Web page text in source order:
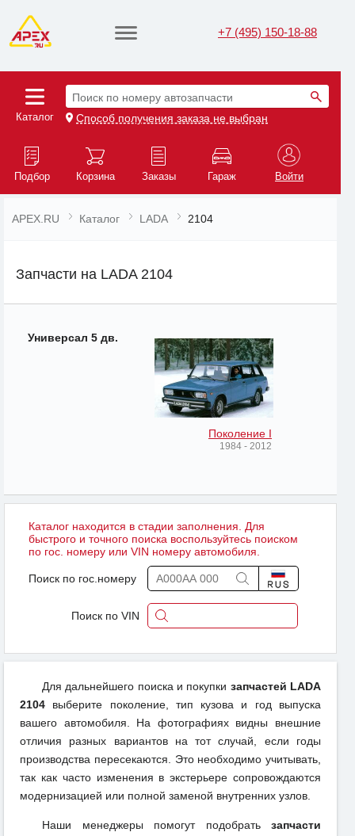
+7 (495) 150-18-88
Каталог
Поиск по номеру автозапчасти
Способ получения заказа не выбран
Подбор Корзина Заказы Гараж Войти
APEX.RU Каталог LADA 2104
Запчасти на LADA 2104
Универсал 5 дв.
Поколение I
1984 - 2012
Каталог находится в стадии заполнения. Для
быстрого и точного поиска воспользуйтесь поиском
по гос. номеру или VIN номеру автомобиля.
Поиск по гос.номеру
Поиск по VIN
Для дальнейшего поиска и покупки запчастей LADA
2104 выберите поколение, тип кузова и год выпуска
вашего автомобиля. На фотографиях видны внешние
отличия разных вариантов на тот случай, если годы
производства пересекаются. Это необходимо учитывать,
так как часто изменения в экстерьере сопровождаются
модернизацией или полной заменой внутренних узлов.
Наши менеджеры помогут подобрать запчасти